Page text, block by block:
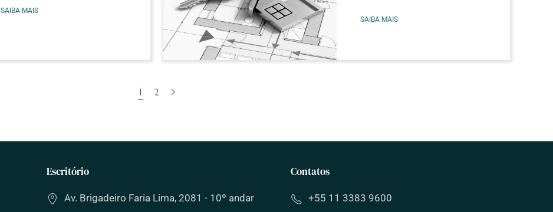
SAIBA MAIS
SAIBA MAIS
1 2
Escritório
Av. Brigadeiro Faria Lima, 2081 - 10º andar
Contatos
+55 11 3383 9600